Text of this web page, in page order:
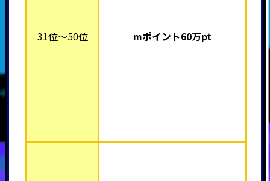
31位～50位 mポイント60万pt